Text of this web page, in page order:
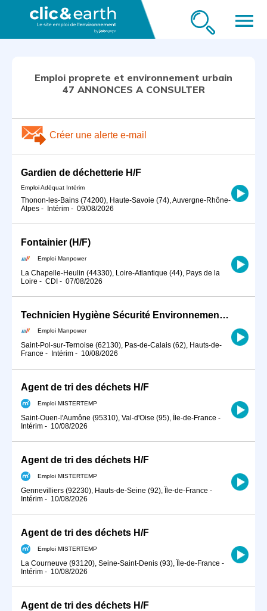
menu
Emploi proprete et environnement urbain
47 ANNONCES A CONSULTER
Créer une alerte e-mail
Gardien de déchetterie H/F
Emploi Adéquat Intérim
Thonon-les-Bains (74200), Haute-Savoie (74), Auvergne-Rhône-
Alpes - Intérim - 09/08/2026
Fontainier (H/F)
Emploi Manpower
La Chapelle-Heulin (44330), Loire-Atlantique (44), Pays de la
Loire - CDI - 07/08/2026
Technicien Hygiène Sécurité Environnement (HSE) (H/F)
Emploi Manpower
Saint-Pol-sur-Ternoise (62130), Pas-de-Calais (62), Hauts-de-
France - Intérim - 10/08/2026
Agent de tri des déchets H/F
Emploi MISTERTEMP
Saint-Ouen-l'Aumône (95310), Val-d'Oise (95), Île-de-France -
Intérim - 10/08/2026
Agent de tri des déchets H/F
Emploi MISTERTEMP
Gennevilliers (92230), Hauts-de-Seine (92), Île-de-France -
Intérim - 10/08/2026
Agent de tri des déchets H/F
Emploi MISTERTEMP
La Courneuve (93120), Seine-Saint-Denis (93), Île-de-France -
Intérim - 10/08/2026
Agent de tri des déchets H/F